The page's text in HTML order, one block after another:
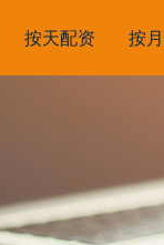
按天配资 按